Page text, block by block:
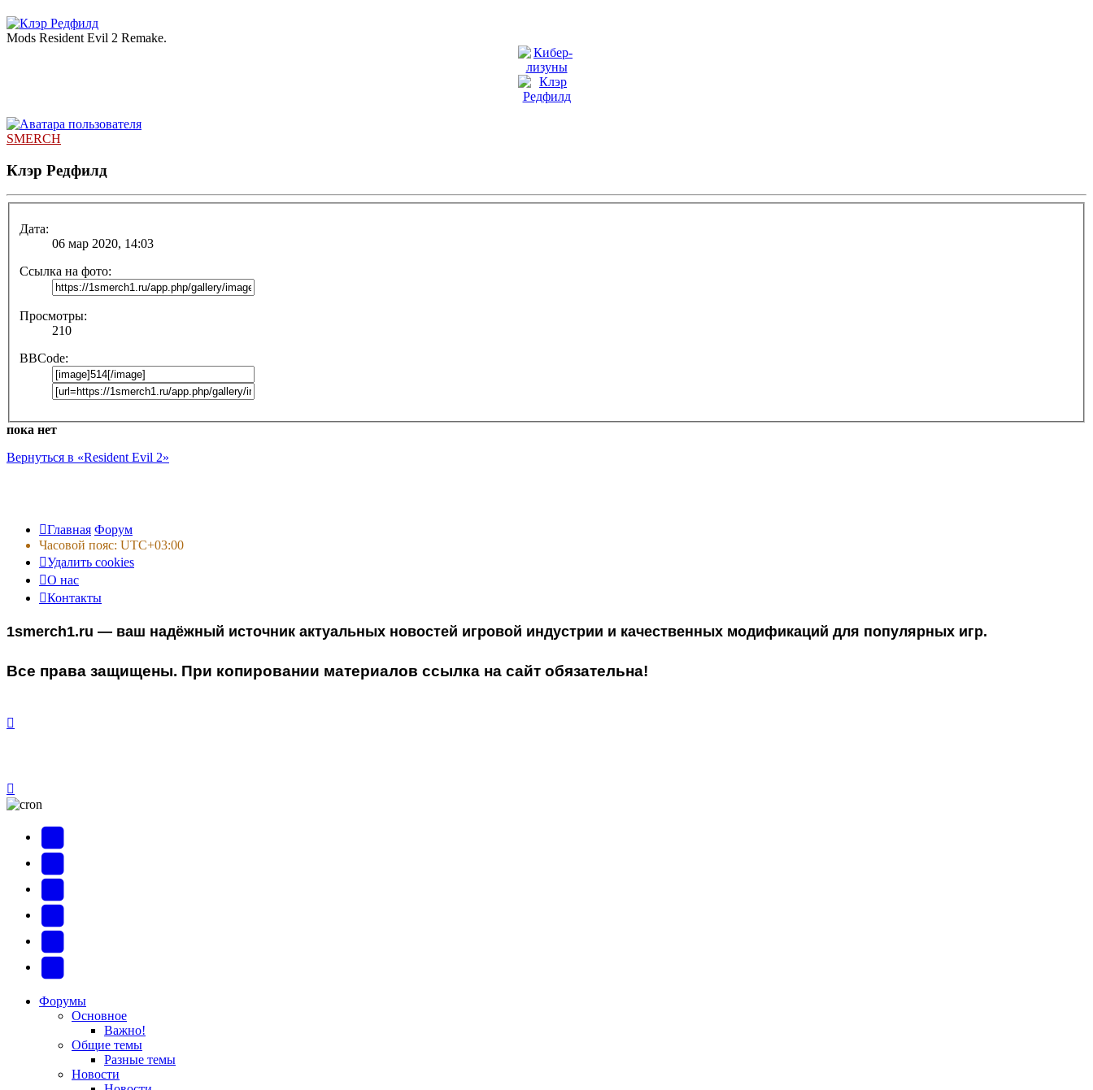
Mods Resident Evil 2 Remake.
SMERCH
Клэр Редфилд
Дата:
06 мар 2020, 14:03
Ссылка на фото:
Просмотры:
210
BBCode:
пока нет
Вернуться в «Resident Evil 2»
Главная Форум
Часовой пояс: UTC+03:00
Удалить cookies
О нас
Контакты
1smerch1.ru — ваш надёжный источник актуальных новостей игровой индустрии и качественных модификаций для популярных игр.
Все права защищены. При копировании материалов ссылка на сайт обязательна!
вкладке)
новой
вкладке)
новой
вкладке)
Форумы
Основное
Важно!
Общие темы
Разные темы
Новости